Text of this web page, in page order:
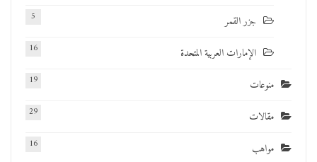
جزر القمر 5
الإمارات العربية المتحدة 16
منوعات 19
مقالات 29
مواهب 16